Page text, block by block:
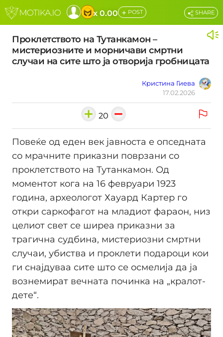
x 0.00 + POST
Проклетството на Тутанкамон –
мистериозните и морничави смртни
случаи на сите што ја отворија гробницата
Кристина Гиева
17.02.2026
SHARE
20
Повеќе од еден век јавноста е опседната
со мрачните приказни поврзани со
проклетството на Тутанкамон. Од
моментот кога на 16 февруари 1923
година, археологот Хауард Картер го
откри саркофагот на младиот фараон, низ
целиот свет се ширеа приказни за
трагична судбина, мистериозни смртни
случаи, убиства и проклети подароци кои
ги снајдуваа сите што се осмелија да ја
вознемират вечната починка на „кралот-
дете“.